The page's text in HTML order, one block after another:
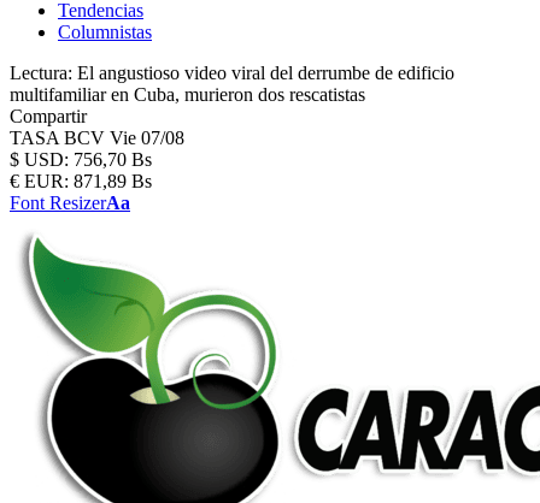
Tendencias
Columnistas
Lectura: El angustioso video viral del derrumbe de edificio
multifamiliar en Cuba, murieron dos rescatistas
Compartir
TASA BCV Vie 07/08
$ USD: 756,70 Bs
€ EUR: 871,89 Bs
Font ResizerAa